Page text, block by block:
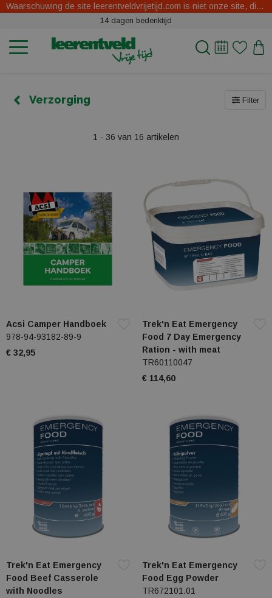
Waarschuwing de site leerentveldvrijetijd.com is niet onze site, dit zijn oplichters.
14 dagen bedenktijd
Verzorging Filter
1 - 36 van 16 artikelen
Acsi Camper Handboek
978-94-93182-89-9
€ 32,95
Trek'n Eat Emergency
Food 7 Day Emergency
Ration - with meat
TR60110047
€ 114,60
Trek'n Eat Emergency
Food Beef Casserole
with Noodles
Trek'n Eat Emergency
Food Egg Powder
TR672101.01